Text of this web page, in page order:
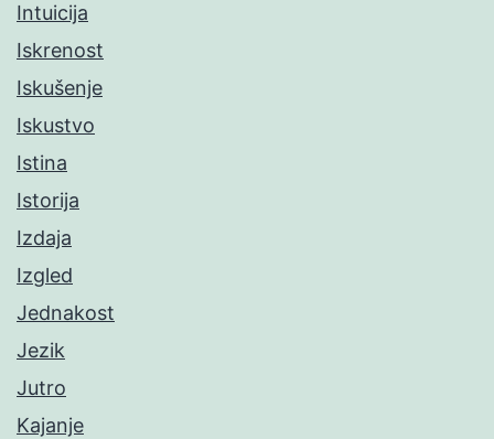
Intuicija
Iskrenost
Iskušenje
Iskustvo
Istina
Istorija
Izdaja
Izgled
Jednakost
Jezik
Jutro
Kajanje